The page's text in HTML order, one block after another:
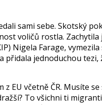
sami sebe. Skotský
voličů rostla. Zachytila
Nigela Farage, vymezila
přidala jednoduchou tezi,
EU včetně ČR. Musíte
To všichni ti